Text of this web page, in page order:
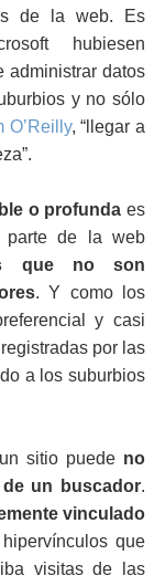
de la web. Es
hubiesen
administrar datos
y no sólo
O’Reilly, “llegar a
o profunda es
parte de la web
que no son
. Y como los
y casi
por las
a los suburbios
sitio puede no
un buscador.
vinculado
que
visitas de las